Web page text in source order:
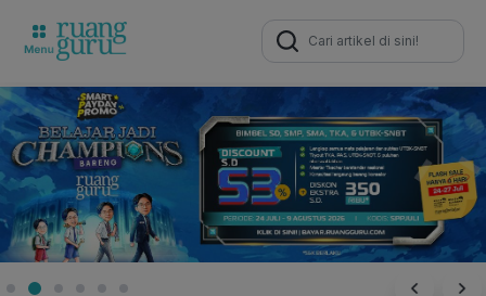
Search
for: